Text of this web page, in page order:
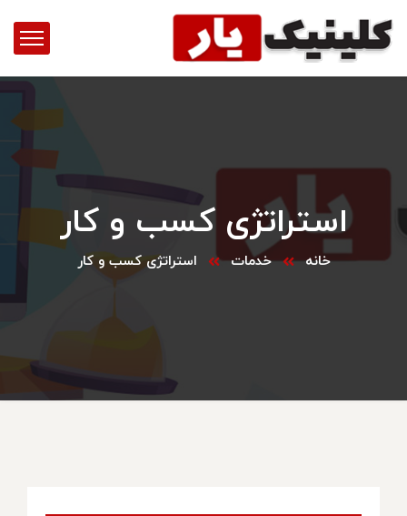
استراتژی کسب و کار
خانه خدمات استراتژی کسب و کار